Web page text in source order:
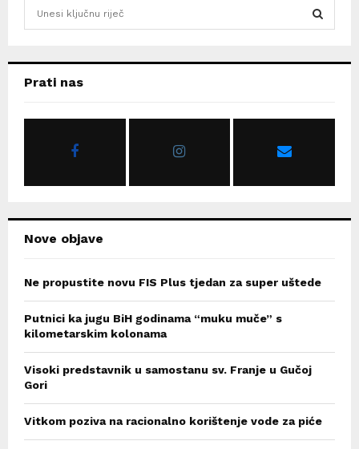
hPrati nas
Nove objave
Ne propustite novu FIS Plus tjedan za super uštede
Putnici ka jugu BiH godinama “muku muče” s
kilometarskim kolonama
Visoki predstavnik u samostanu sv. Franje u Gučoj
Gori
Vitkom poziva na racionalno korištenje vode za piće